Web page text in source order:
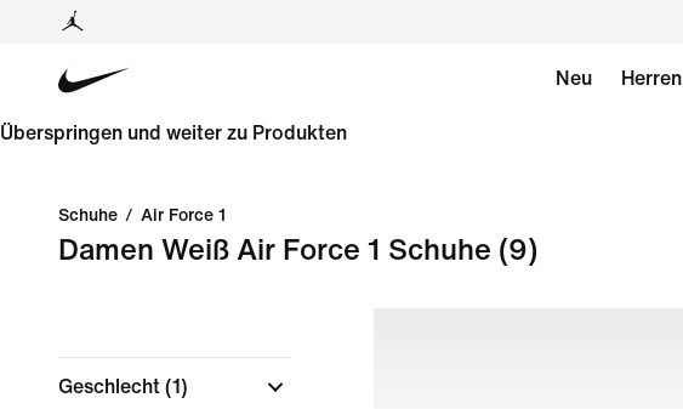
Neu Herren
Überspringen und weiter zu Produkten
Schuhe / Air Force 1
Damen Weiß Air Force 1 Schuhe (9)
Geschlecht (1)